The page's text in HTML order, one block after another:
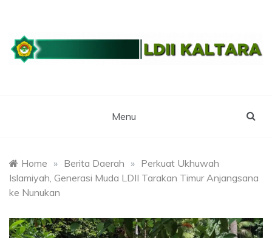
content
KALIMANTAN
UTARA
Menu
Home » Berita Daerah » Perkuat Ukhuwah
Islamiyah, Generasi Muda LDII Tarakan Timur Anjangsana
ke Nunukan